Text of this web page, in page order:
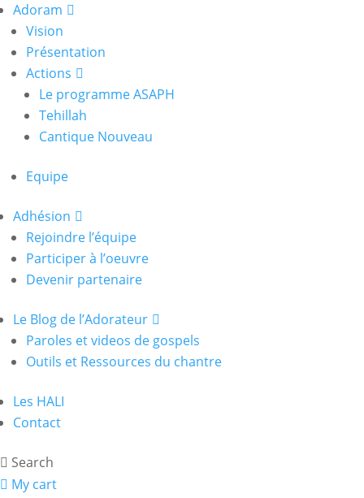
Adoram
Vision
Présentation
Actions
Le programme ASAPH
Tehillah
Cantique Nouveau
Equipe
Adhésion
Rejoindre l’équipe
Participer à l’oeuvre
Devenir partenaire
Le Blog de l’Adorateur
Paroles et videos de gospels
Outils et Ressources du chantre
Les HALI
Contact
Search
My cart